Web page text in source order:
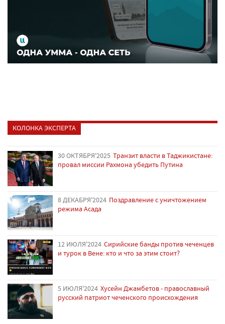
КОЛОНКА ЭКСПЕРТА
30 ОКТЯБРЯ'2025 Транзит власти в Таджикистане:
провал миссии Рахмона убедить Путина
8 ДЕКАБРЯ'2024 Поздравление с уничтожением
режима Асада
12 ИЮЛЯ'2024 Сирийские банды против чеченцев
и турок в Вене: кто и что за этим стоит?
5 ИЮЛЯ'2024 Хусейн Джамбетов - православный
русский патриот чеченского происхождения